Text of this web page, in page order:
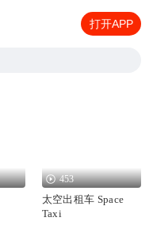
打开APP
453
太空出租车 Space
Taxi